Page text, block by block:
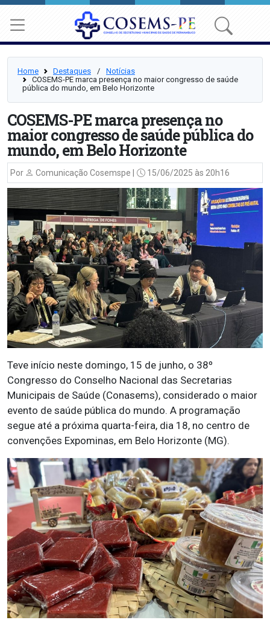
Home Destaques ⠀/⠀ Notícias
COSEMS-PE marca presença no maior congresso de saúde
pública do mundo, em Belo Horizonte
COSEMS-PE marca presença no
maior congresso de saúde pública do
mundo, em Belo Horizonte
Por Comunicação Cosemspe | 15/06/2025 às 20h16
Teve início neste domingo, 15 de junho, o 38º
Congresso do Conselho Nacional das Secretarias
Municipais de Saúde (Conasems), considerado o maior
evento de saúde pública do mundo. A programação
segue até a próxima quarta-feira, dia 18, no centro de
convenções Expominas, em Belo Horizonte (MG).